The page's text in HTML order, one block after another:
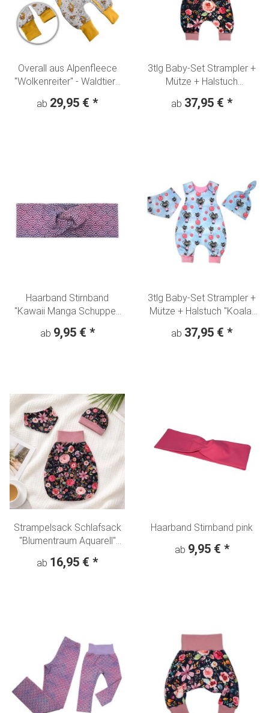
Overall aus Alpenfleece
"Wolkenreiter" - Waldtiere
ab 29,95 € *
3tlg Baby-Set Strampler +
Mütze + Halstuch
nachtblau
ab 37,95 € *
Haarband Stirnband
"Kawaii Manga Schuppen
ab 9,95 € *
3tlg Baby-Set Strampler +
Mütze + Halstuch "Koala-
hellblau
ab 37,95 € *
Strampelsack Schlafsack
"Blumentraum Aquarell"
ab 16,95 € *
Haarband Stirnband pink
ab 9,95 € *